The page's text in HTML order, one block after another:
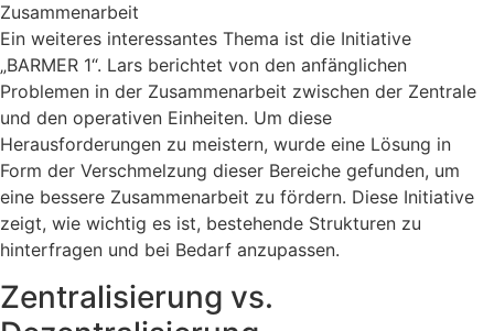
Zusammenarbeit
Ein weiteres interessantes Thema ist die Initiative
„BARMER 1“. Lars berichtet von den anfänglichen
Problemen in der Zusammenarbeit zwischen der Zentrale
und den operativen Einheiten. Um diese
Herausforderungen zu meistern, wurde eine Lösung in
Form der Verschmelzung dieser Bereiche gefunden, um
eine bessere Zusammenarbeit zu fördern. Diese Initiative
zeigt, wie wichtig es ist, bestehende Strukturen zu
hinterfragen und bei Bedarf anzupassen.
Zentralisierung vs.